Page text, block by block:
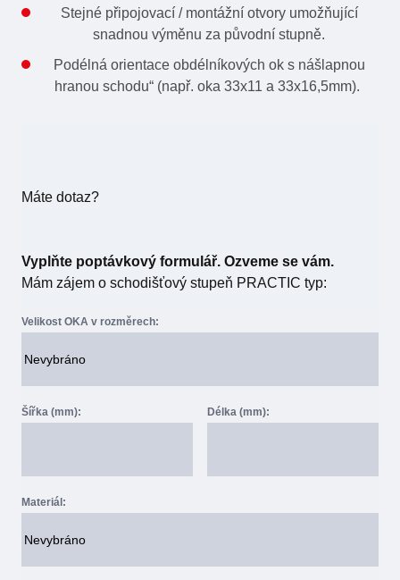
Stejné připojovací / montážní otvory umožňující
snadnou výměnu za původní stupně.
Podélná orientace obdélníkových ok s nášlapnou
hranou schodu“ (např. oka 33x11 a 33x16,5mm).
Máte dotaz?
Vyplňte poptávkový formulář. Ozveme se vám.
Mám zájem o schodišťový stupeň PRACTIC typ:
Velikost OKA v rozměrech:
Šířka (mm): Délka (mm):
Materiál: